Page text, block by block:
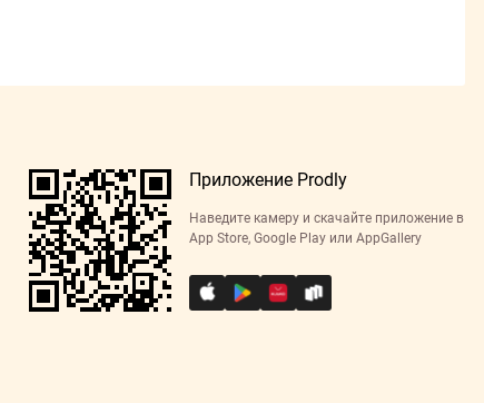
Приложение Prodly
Наведите камеру и скачайте приложение в
App Store, Google Play или AppGallery